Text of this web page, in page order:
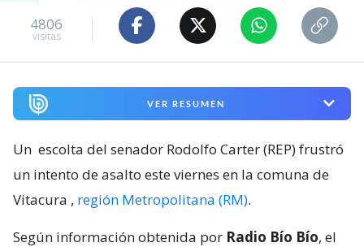
4806
visitas
VER RESUMEN
Un escolta del senador Rodolfo Carter (REP) frustró
un intento de asalto este viernes en la comuna de
Vitacura , región Metropolitana (RM).
Según información obtenida por Radio Bío Bío, el